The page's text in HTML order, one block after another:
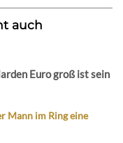
auch
Euro groß ist sein
Mann im Ring eine